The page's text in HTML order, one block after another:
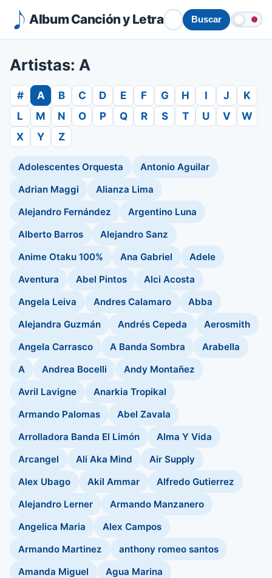
Album Canción y Letra Buscar
Artistas: A
# A B C D E F G H I J
K
L
M N O P Q R S T U V
W
X
Y Z
Adolescentes Orquesta
Antonio Aguilar
Adrian Maggi
Alianza Lima
Alejandro Fernández
Argentino Luna
Alberto Barros
Alejandro Sanz
Anime Otaku 100%
Ana Gabriel
Adele
Aventura
Abel Pintos
Alci Acosta
Angela Leiva
Andres Calamaro
Abba
Alejandra Guzmán
Andrés Cepeda
Aerosmith
Angela Carrasco
A Banda Sombra
Arabella
A
Andrea Bocelli
Andy Montañez
Avril Lavigne
Anarkia Tropikal
Armando Palomas
Abel Zavala
Arrolladora Banda El Limón
Alma Y Vida
Arcangel
Ali Aka Mind
Air Supply
Alex Ubago
Akil Ammar
Alfredo Gutierrez
Alejandro Lerner
Armando Manzanero
Angelica Maria
Alex Campos
Armando Martinez
anthony romeo santos
Amanda Miguel
Agua Marina